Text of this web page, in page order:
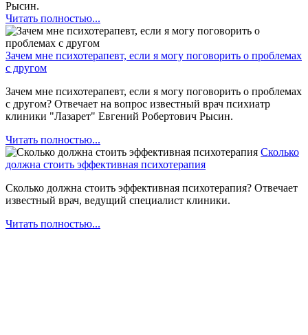
Рысин.
Читать полностью...
Зачем мне психотерапевт, если я могу поговорить о проблемах
с другом
Зачем мне психотерапевт, если я могу поговорить о проблемах
с другом? Отвечает на вопрос известный врач психиатр
клиники "Лазарет" Евгений Робертович Рысин.
Читать полностью...
Сколько
должна стоить эффективная психотерапия
Сколько должна стоить эффективная психотерапия? Отвечает
известный врач, ведущий специалист клиники.
Читать полностью...